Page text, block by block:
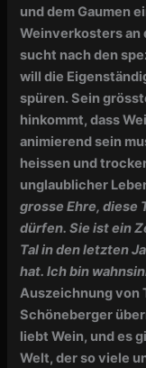
und dem Gaumen
Weinverkosters an
sucht nach den
will die
spüren. Sein
hinkommt, dass
animierend sein
heissen und
unglaublicher
grosse Ehre, diese
dürfen. Sie ist ein
Tal in den letzten
hat. Ich bin
Auszeichnung von
Schöneberger
liebt Wein, und es
Welt, der so viele